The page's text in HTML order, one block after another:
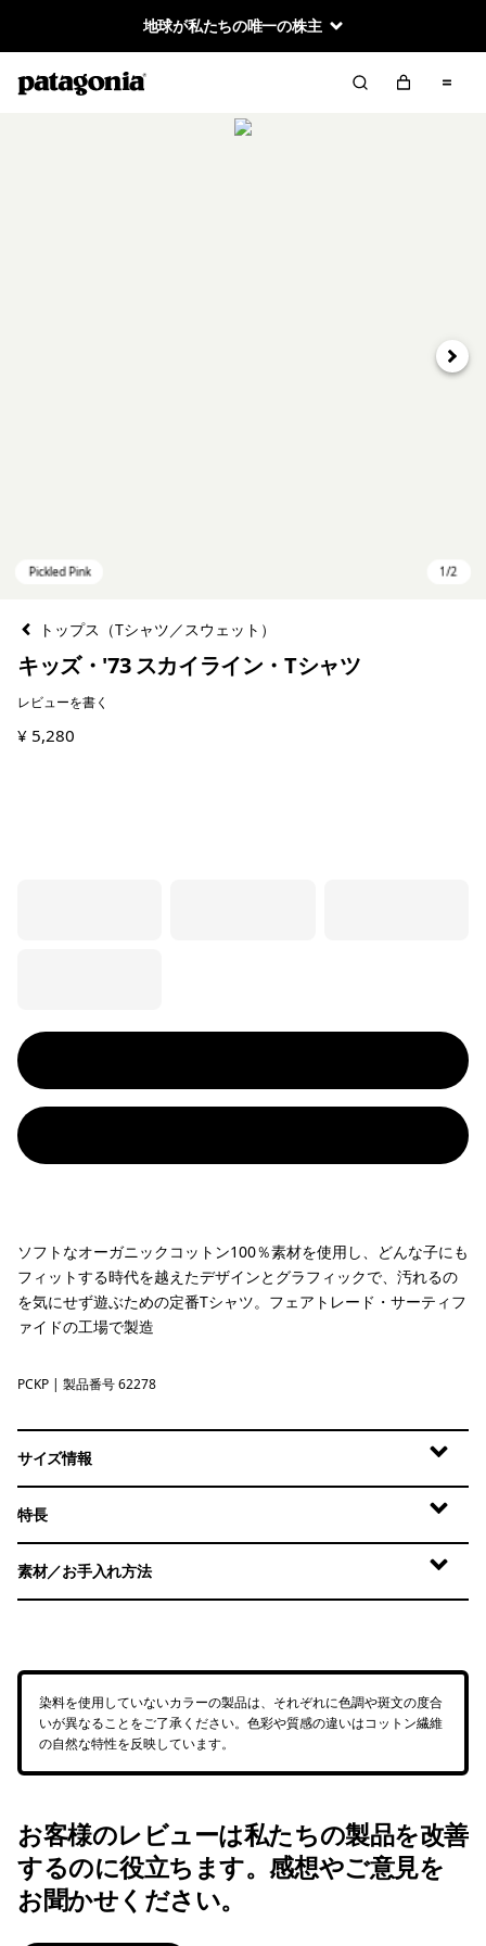
地球が私たちの唯一の株主
次へ
トップス（Tシャツ／スウェット）
キッズ・'73 スカイライン・Tシャツ
レビューを書く
¥ 5,280
ソフトなオーガニックコットン100％素材を使用し、どんな子にも
フィットする時代を越えたデザインとグラフィックで、汚れるの
を気にせず遊ぶための定番Tシャツ。フェアトレード・サーティフ
ァイドの工場で製造
Pickled Pink
PCKP | 製品番号 62278
サイズ情報
特長
素材／お手入れ方法
染料を使用していないカラーの製品は、それぞれに色調や斑文の度合
いが異なることをご了承ください。色彩や質感の違いはコットン繊維
の自然な特性を反映しています。
お客様のレビューは私たちの製品を改善
するのに役立ちます。感想やご意見を
お聞かせください。